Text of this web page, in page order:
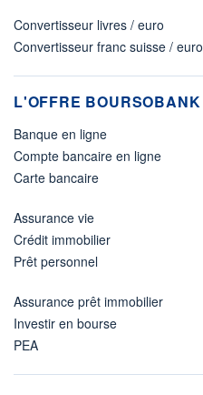
Convertisseur livres / euro
Convertisseur franc suisse / euro
L'OFFRE BOURSOBANK
Banque en ligne
Compte bancaire en ligne
Carte bancaire
Assurance vie
Crédit immobilier
Prêt personnel
Assurance prêt immobilier
Investir en bourse
PEA